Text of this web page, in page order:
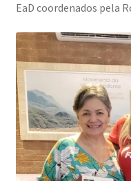
EaD coordenados pela